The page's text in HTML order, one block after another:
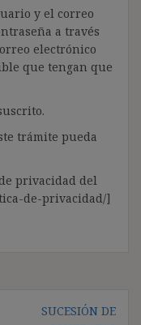
y el correo
a través
electrónico
que tengan que
trámite pueda
privacidad del
de-privacidad/]
SUCESIÓN DE